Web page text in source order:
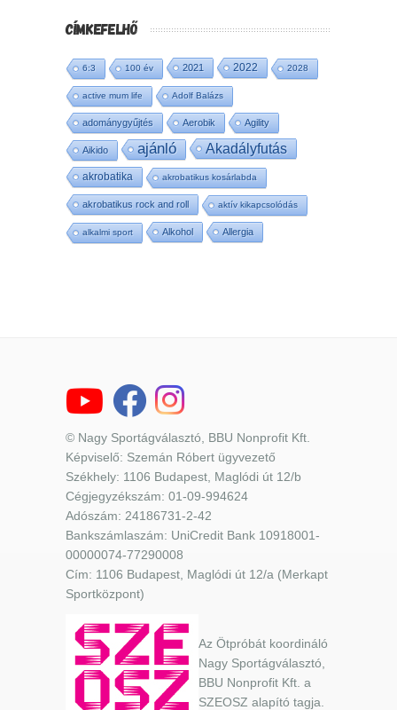
CÍMKEFELHŐ
6:3 100 év 2021 2022 2028
active mum life Adolf Balázs
adománygyűjtés Aerobik Agility
Aikido ajánló Akadályfutás
akrobatika akrobatikus kosárlabda
akrobatikus rock and roll aktív kikapcsolódás
alkalmi sport Alkohol Allergia
© Nagy Sportágválasztó, BBU Nonprofit Kft.
Képviselő: Szemán Róbert ügyvezető
Székhely: 1106 Budapest, Maglódi út 12/b
Cégjegyzékszám: 01-09-994624
Adószám: 24186731-2-42
Bankszámlaszám: UniCredit Bank 10918001-
00000074-77290008
Cím: 1106 Budapest, Maglódi út 12/a (Merkapt
Sportközpont)
Az Ötpróbát koordináló
Nagy Sportágválasztó,
BBU Nonprofit Kft. a
SZEOSZ alapító tagja.